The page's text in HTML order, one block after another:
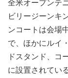
全米オープンテ
ビリージーンキ
ンコートは会場
で、ほかにルイ
ドスタンド、コ
に設置されている